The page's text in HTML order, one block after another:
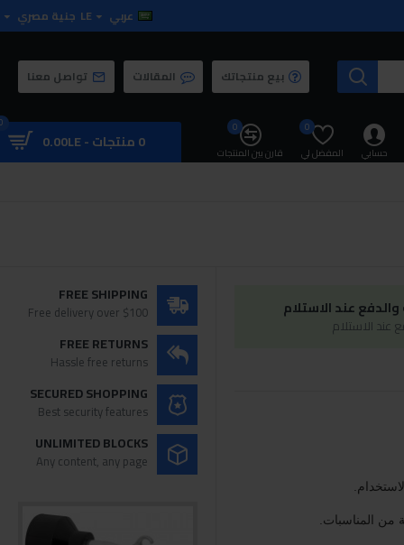
عربي LE جنية مصري
بيع منتجاتك المقالات تواصل معنا
حسابي المفضل لي
0
قارن بين المنتجات
0
0 منتجات - 0.00LE
عند الاستلام
الاستلام
FREE SHIPPING
Free delivery over $100
FREE RETURNS
Hassle free returns
SECURED SHOPPING
Best security features
UNLIMITED BLOCKS
Any content, any page